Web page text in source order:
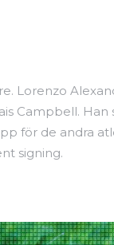
Lorenzo
Campbell.
för de andra
signing.